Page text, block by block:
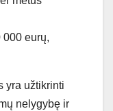
000 eurų,
yra užtikrinti
nelygybę ir